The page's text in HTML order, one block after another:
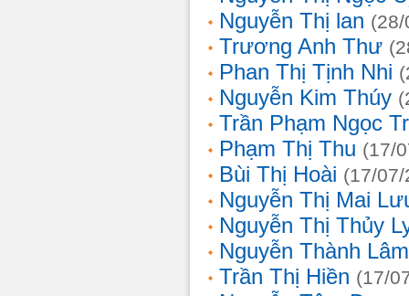
Nguyễn Thị lan
Trương Anh Thư
Phan Thị Tịnh Nhi
Nguyễn Kim Thúy
Trần Phạm Ngọc
Phạm Thị Thu (17/
Bùi Thị Hoài (17/
Nguyễn Thị Mai
Nguyễn Thị Thủy
Nguyễn Thành Lâm
Trần Thị Hiền (17/